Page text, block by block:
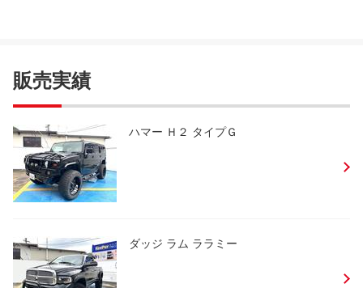
販売実績
ハマー Ｈ２ タイプＧ
ダッジ ラム ララミー